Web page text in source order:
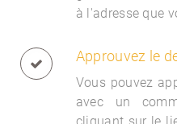
à l'adresse que
Approuvez le
Vous pouvez
avec un